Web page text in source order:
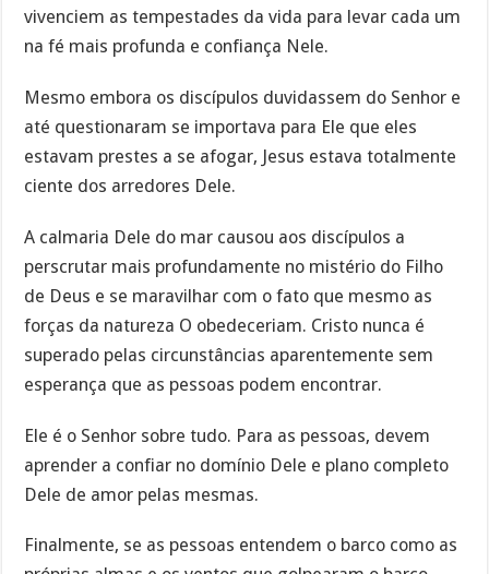
vivenciem as tempestades da vida para levar cada um
na fé mais profunda e confiança Nele.
Mesmo embora os discípulos duvidassem do Senhor e
até questionaram se importava para Ele que eles
estavam prestes a se afogar, Jesus estava totalmente
ciente dos arredores Dele.
A calmaria Dele do mar causou aos discípulos a
perscrutar mais profundamente no mistério do Filho
de Deus e se maravilhar com o fato que mesmo as
forças da natureza O obedeceriam. Cristo nunca é
superado pelas circunstâncias aparentemente sem
esperança que as pessoas podem encontrar.
Ele é o Senhor sobre tudo. Para as pessoas, devem
aprender a confiar no domínio Dele e plano completo
Dele de amor pelas mesmas.
Finalmente, se as pessoas entendem o barco como as